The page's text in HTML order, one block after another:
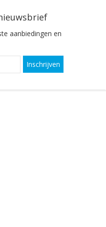
aanbiedingen en
Inschrijven